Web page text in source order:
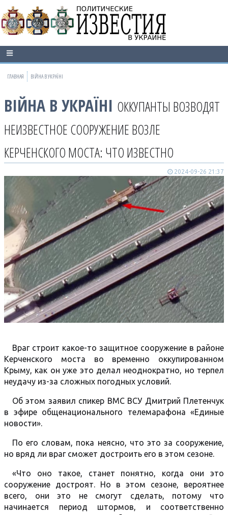
ГЛАВНАЯ ВІЙНА В УКРАЇНІ
ВІЙНА В УКРАЇНІ ОККУПАНТЫ ВОЗВОДЯТ
НЕИЗВЕСТНОЕ СООРУЖЕНИЕ ВОЗЛЕ
КЕРЧЕНСКОГО МОСТА: ЧТО ИЗВЕСТНО
2024-09-26 21:37
Враг строит какое-то защитное сооружение в районе
Керченского моста во временно оккупированном
Крыму, как он уже это делал неоднократно, но терпел
неудачу из-за сложных погодных условий.
Об этом заявил спикер ВМС ВСУ Дмитрий Плетенчук
в эфире общенационального телемарафона «Единые
новости».
По его словам, пока неясно, что это за сооружение,
но вряд ли враг сможет достроить его в этом сезоне.
«Что оно такое, станет понятно, когда они это
сооружение достроят. Но в этом сезоне, вероятнее
всего, они это не смогут сделать, потому что
начинается период штормов, и соответственно